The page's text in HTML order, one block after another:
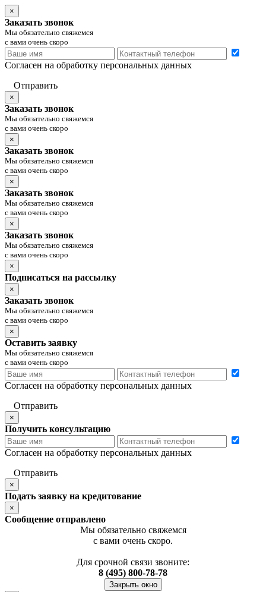
×
Заказать звонок
Мы обязательно свяжемся
с вами очень скоро
Согласен на обработку персональных данных
Отправить
×
Заказать звонок
Мы обязательно свяжемся
с вами очень скоро
×
Заказать звонок
Мы обязательно свяжемся
с вами очень скоро
×
Заказать звонок
Мы обязательно свяжемся
с вами очень скоро
×
Заказать звонок
Мы обязательно свяжемся
с вами очень скоро
×
Подписаться на рассылку
×
Заказать звонок
Мы обязательно свяжемся
с вами очень скоро
×
Оставить заявку
Мы обязательно свяжемся
с вами очень скоро
Согласен на обработку персональных данных
Отправить
×
Получить консультацию
Согласен на обработку персональных данных
Отправить
×
Подать заявку на кредитование
×
Сообщение отправлено
Мы обязательно свяжемся
с вами очень скоро.
Для срочной связи звоните:
8 (495) 800-78-78
Закрыть окно